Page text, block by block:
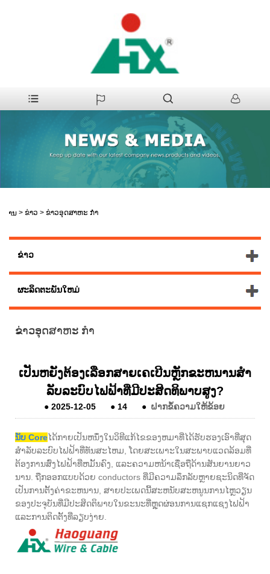
ບ້ານ > ຂ່າວ > ຂ່າວອຸດສາຫະ ກຳ
ຂ່າວ
ຜະລິດຕະພັນໃຫມ່
ຂ່າວອຸດສາຫະ ກຳ
ເປັນຫຍັງຕ້ອງເລືອກສາຍເຄເບີນຫຼັກຂະຫນານສໍາ
ລັບລະບົບໄຟຟ້າທີ່ມີປະສິດທິພາບສູງ?
● 2025-12-05 ● 14 ● ຝາກຂໍ້ຄວາມໃຫ້ຂ້ອຍ
ນັບ Coreໄດ້ກາຍເປັນຫນຶ່ງໃນວິທີແກ້ໄຂຂອງຫມາທີ່ໄດ້ຮັບຮອງເອົາທີ່ສຸດ
ສໍາລັບລະບົບໄຟຟ້າທີ່ທັນສະໄຫມ, ໂດຍສະເພາະໃນສະພາບແວດລ້ອມທີ່
ຕ້ອງການສົ່ງໄຟຟ້າທີ່ຫມັ້ນຄົງ, ແລະຄວາມຫນ້າເຊື່ອຖືດ້ານສັນຍານຍາວ
ນານ. ຖືກອອກແບບດ້ວຍ conductors ທີ່ມີຄວາມລຶກລັບຫຼາຍຊະນິດທີ່ຈັດ
ເປັນການຕັ້ງຄ່າຂະຫນານ, ສາຍປະເພດນີ້ສະຫນັບສະຫນູນການໄຫຼວຽນ
ຂອງປະຈຸບັນທີ່ມີປະສິດຕິພາບໃນຂະນະທີ່ຫຼຸດຜ່ອນການແຊກແຊງໄຟຟ້າ
ແລະການຕິດຕັ້ງທີ່ລຽບງ່າຍ.